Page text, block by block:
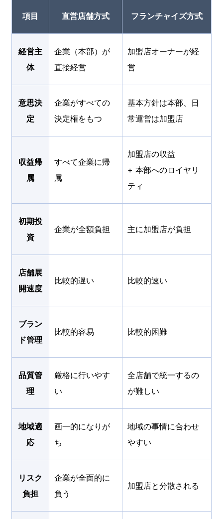
項目 直営店舗方式 フランチャイズ方式
経営主
体
企業（本部）が
直接経営
加盟店オーナーが経
営
意思決
定
企業がすべての
決定権をもつ
基本方針は本部、日
常運営は加盟店
収益帰
属
すべて企業に帰
属
加盟店の収益
+ 本部へのロイヤリ
ティ
初期投
資
企業が全額負担 主に加盟店が負担
店舗展
開速度
比較的遅い 比較的速い
ブラン
ド管理
比較的容易 比較的困難
品質管
理
厳格に行いやす
い
全店舗で統一するの
が難しい
地域適
応
画一的になりが
ち
地域の事情に合わせ
やすい
リスク
負担
企業が全面的に
負う
加盟店と分散される